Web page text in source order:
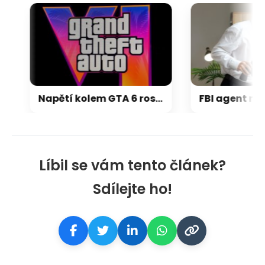
Líbil se vám tento článek?
Sdílejte ho!
Napětí kolem GTA 6 roste. Srpen může přinést třetí trailer i první gameplay